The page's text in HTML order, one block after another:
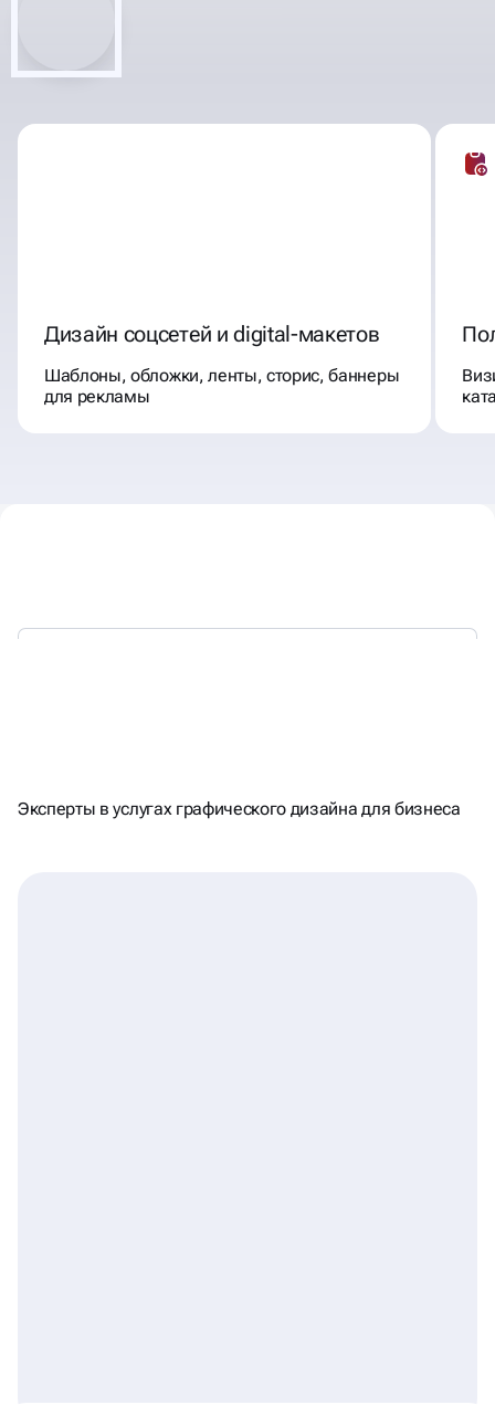
Дизайн соцсетей и digital-макетов
Шаблоны, обложки, ленты, сторис, баннеры
для рекламы
С ГРАФИКОЙ
ДЛЯ БИЗНЕСА
Эксперты в услугах графического дизайна для бизнеса